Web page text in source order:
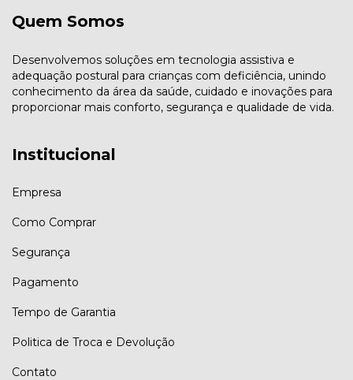
Quem Somos
Desenvolvemos soluções em tecnologia assistiva e
adequação postural para crianças com deficiência, unindo
conhecimento da área da saúde, cuidado e inovações para
proporcionar mais conforto, segurança e qualidade de vida.
Institucional
Empresa
Como Comprar
Segurança
Pagamento
Tempo de Garantia
Politica de Troca e Devolução
Contato